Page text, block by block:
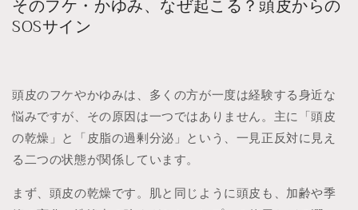
そのフケ・かゆみ、なぜ起こる？頭皮からの
SOSサイン
頭皮のフケやかゆみは、多くの方が一度は経験する身近な
悩みですが、その原因は一つではありません。主に「頭皮
の乾燥」と「皮脂の過剰分泌」という、一見正反対に見え
る二つの状態が関係しています。
まず、頭皮の乾燥です。肌と同じように頭皮も、加齢や季